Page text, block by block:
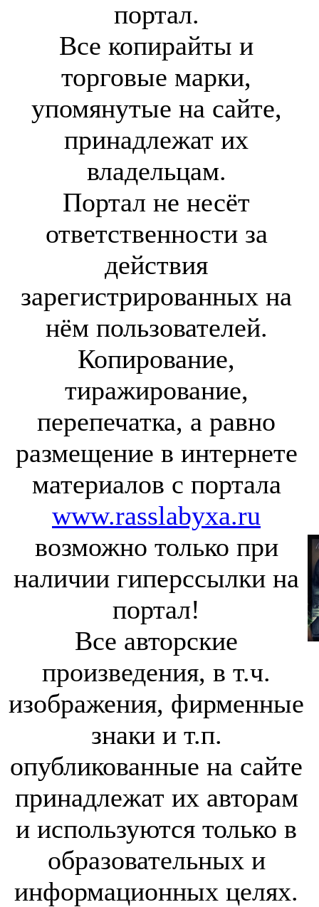
портал.
Все копирайты и
торговые марки,
упомянутые на сайте,
принадлежат их
владельцам.
Портал не несёт
ответственности за
действия
зарегистрированных на
нём пользователей.
Копирование,
тиражирование,
перепечатка, а равно
размещение в интернете
материалов с портала
www.rasslabyxa.ru
возможно только при
наличии гиперссылки на
портал!
Все авторские
произведения, в т.ч.
изображения, фирменные
знаки и т.п.
опубликованные на сайте
принадлежат их авторам
и используются только в
образовательных и
информационных целях.